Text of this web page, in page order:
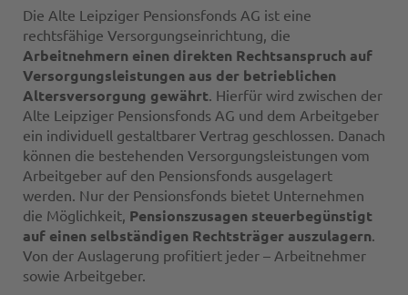
Die Alte Leipziger Pensionsfonds AG ist eine
rechtsfähige Versorgungseinrichtung, die
Arbeitnehmern einen direkten Rechtsanspruch auf
Versorgungsleistungen aus der betrieblichen
Altersversorgung gewährt. Hierfür wird zwischen der
Alte Leipziger Pensionsfonds AG und dem Arbeitgeber
ein individuell gestaltbarer Vertrag geschlossen. Danach
können die bestehenden Versorgungsleistungen vom
Arbeitgeber auf den Pensionsfonds ausgelagert
werden. Nur der Pensionsfonds bietet Unternehmen
die Möglichkeit, Pensionszusagen steuerbegünstigt
auf einen selbständigen Rechtsträger auszulagern.
Von der Auslagerung profitiert jeder – Arbeitnehmer
sowie Arbeitgeber.